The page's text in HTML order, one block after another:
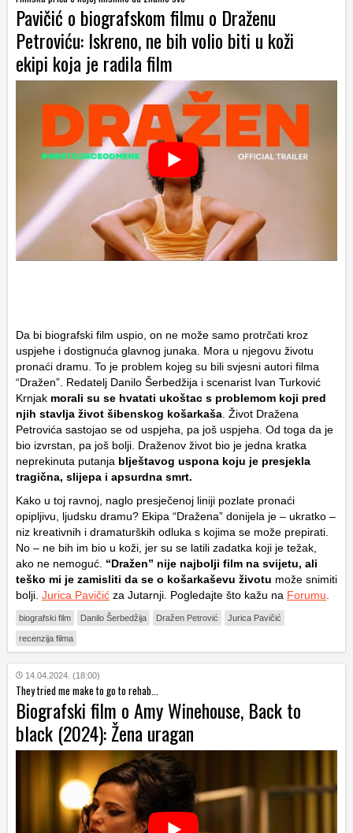
Pavičić o biografskom filmu o Draženu
Petroviću: Iskreno, ne bih volio biti u koži
ekipi koja je radila film
Da bi biografski film uspio, on ne može samo protrčati kroz
uspjehe i dostignuća glavnog junaka. Mora u njegovu životu
pronaći dramu. To je problem kojeg su bili svjesni autori filma
“Dražen”. Redatelj Danilo Šerbedžija i scenarist Ivan Turković
Krnjak morali su se hvatati ukoštac s problemom koji pred
njih stavlja život šibenskog košarkaša . Život Dražena
Petrovića sastojao se od uspjeha, pa još uspjeha. Od toga da je
bio izvrstan, pa još bolji. Draženov život bio je jedna kratka
neprekinuta putanja blještavog uspona koju je presjekla
tragična, slijepa i apsurdna smrt.
Kako u toj ravnoj, naglo presječenoj liniji pozlate pronaći
opipljivu, ljudsku dramu? Ekipa “Dražena” donijela je – ukratko –
niz kreativnih i dramaturških odluka s kojima se može prepirati.
No – ne bih im bio u koži, jer su se latili zadatka koji je težak,
ako ne nemoguć. “Dražen” nije najbolji film na svijetu, ali
teško mi je zamisliti da se o košarkaševu životu može snimiti
bolji. Jurica Pavičić za Jutarnji. Pogledajte što kažu na Forumu
biografski film Danilo Šerbedžija Dražen Petrović Jurica Pavičić
recenzija filma
14.04.2024. (18:00)
They tried me make to go to rehab...
Biografski film o Amy Winehouse, Back to
black (2024): Žena uragan